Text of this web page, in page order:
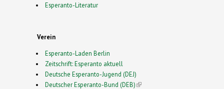
Esperanto-Literatur
Verein
Esperanto-Laden Berlin
Zeitschrift: Esperanto aktuell
Deutsche Esperanto-Jugend (DEJ)
Deutscher Esperanto-Bund (DEB)(link is external)